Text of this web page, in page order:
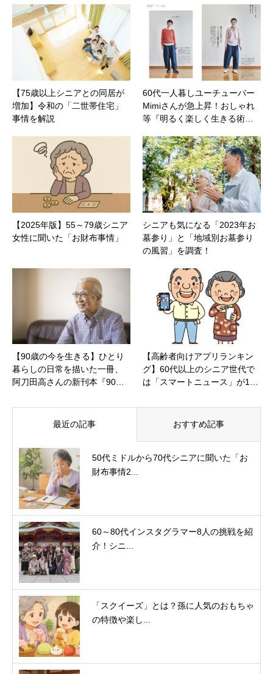
【75歳以上シニアとの同居が
増加】令和の「二世帯住宅」
事情を解説
60代一人暮しユーチューバー
Mimiさんが急上昇！おしゃれ
等『明るく楽しく生きる術…
【2025年版】55～79歳シニア
女性に聞いた「お財布事情」
シニアも気になる「2023年お
墓参り」と「地域別お墓参り
の風習」を調査！
【90歳の今を生きる】ひとり
暮らしの日常を描いた一冊、
阿刀田高さんの新刊本『90…
【高齢者向けアプリランキン
グ】60代以上のシニア世代で
は「スマートニュース」が1…
最近の記事 おすすめ記事
50代ミドルから70代シニアに聞いた「お
財布事情2...
60～80代インスタグラマー8人の挑戦を紹
介！シニ...
「スクイーズ」とは？孫に人気のおもちゃ
の特徴や楽し...